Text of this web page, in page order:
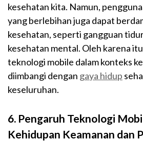
kesehatan kita. Namun,
yang berlebihan juga dapat
kesehatan, seperti gangguan
kesehatan mental. Oleh karena
teknologi mobile dalam konteks
diimbangi dengan gaya hidup
keseluruhan.
6. Pengaruh Teknologi
Kehidupan Keamanan dan